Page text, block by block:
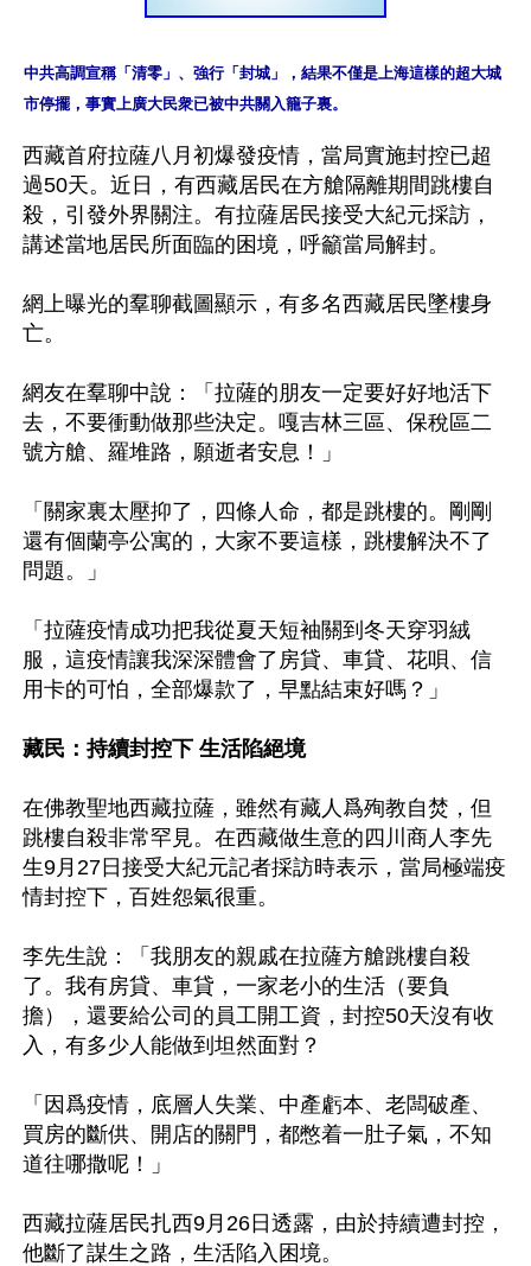
中共高調宣稱「清零」、強行「封城」，結果不僅是上海這樣的超大城
市停擺，事實上廣大民衆已被中共關入籠子裏。
西藏首府拉薩八月初爆發疫情，當局實施封控已超
過50天。近日，有西藏居民在方艙隔離期間跳樓自
殺，引發外界關注。有拉薩居民接受大紀元採訪，
講述當地居民所面臨的困境，呼籲當局解封。
網上曝光的羣聊截圖顯示，有多名西藏居民墜樓身
亡。
網友在羣聊中說：「拉薩的朋友一定要好好地活下
去，不要衝動做那些決定。嘎吉林三區、保稅區二
號方艙、羅堆路，願逝者安息！」
「關家裏太壓抑了，四條人命，都是跳樓的。剛剛
還有個蘭亭公寓的，大家不要這樣，跳樓解決不了
問題。」
「拉薩疫情成功把我從夏天短袖關到冬天穿羽絨
服，這疫情讓我深深體會了房貸、車貸、花唄、信
用卡的可怕，全部爆款了，早點結束好嗎？」
藏民：持續封控下 生活陷絕境
在佛教聖地西藏拉薩，雖然有藏人爲殉教自焚，但
跳樓自殺非常罕見。在西藏做生意的四川商人李先
生9月27日接受大紀元記者採訪時表示，當局極端疫
情封控下，百姓怨氣很重。
李先生說：「我朋友的親戚在拉薩方艙跳樓自殺
了。我有房貸、車貸，一家老小的生活（要負
擔），還要給公司的員工開工資，封控50天沒有收
入，有多少人能做到坦然面對？
「因爲疫情，底層人失業、中產虧本、老闆破產、
買房的斷供、開店的關門，都憋着一肚子氣，不知
道往哪撒呢！」
西藏拉薩居民扎西9月26日透露，由於持續遭封控，
他斷了謀生之路，生活陷入困境。